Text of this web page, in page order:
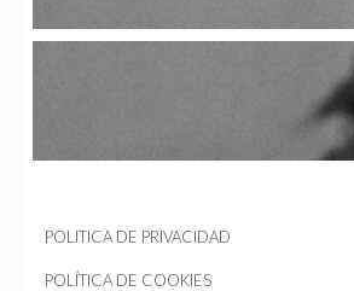
POLITICA DE PRIVACIDAD
POLÍTICA DE COOKIES